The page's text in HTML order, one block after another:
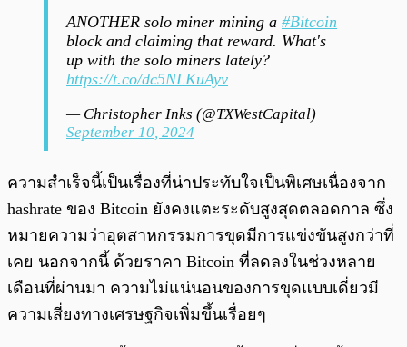
ANOTHER solo miner mining a #Bitcoin
block and claiming that reward. What's
up with the solo miners lately?
https://t.co/dc5NLKuAyv
— Christopher Inks (@TXWestCapital)
September 10, 2024
ความสำเร็จนี้เป็นเรื่องที่น่าประทับใจเป็นพิเศษเนื่องจาก
hashrate ของ Bitcoin ยังคงแตะระดับสูงสุดตลอดกาล ซึ่ง
หมายความว่าอุตสาหกรรมการขุดมีการแข่งขันสูงกว่าที่
เคย นอกจากนี้ ด้วยราคา Bitcoin ที่ลดลงในช่วงหลาย
เดือนที่ผ่านมา ความไม่แน่นอนของการขุดแบบเดี่ยวมี
ความเสี่ยงทางเศรษฐกิจเพิ่มขึ้นเรื่อยๆ